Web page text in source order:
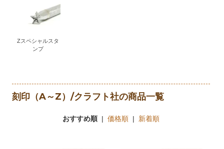
Zスペシャルスタ
ンプ
刻印（A～Z）/クラフト社の商品一覧
おすすめ順| 価格順| 新着順